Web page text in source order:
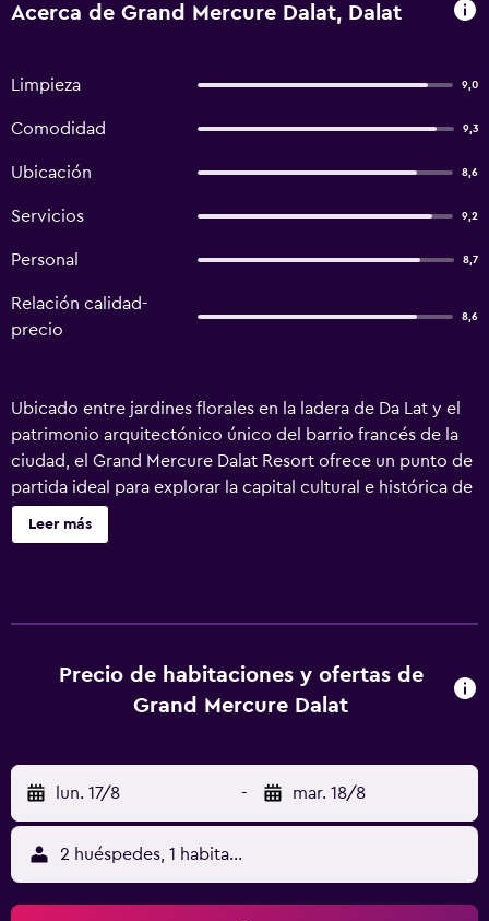
Acerca de Grand Mercure Dalat, Dalat
Limpieza 9,0
Comodidad 9,3
Ubicación 8,6
Servicios 9,2
Personal 8,7
Relación calidad-
precio
8,6
Ubicado entre jardines florales en la ladera de Da Lat y el
patrimonio arquitectónico único del barrio francés de la
ciudad, el Grand Mercure Dalat Resort ofrece un punto de
partida ideal para explorar la capital cultural e histórica de
la provincia de Lam Dong, rodeada por las majestuosas
tierras altas de Vietnam.
Leer más
Precio de habitaciones y ofertas de
Grand Mercure Dalat
lun. 17/8 - mar. 18/8
2 huéspedes, 1 habitación